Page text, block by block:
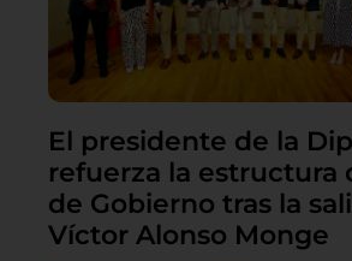
El presidente de la
refuerza la estructura
de Gobierno tras la
Víctor Alonso Monge